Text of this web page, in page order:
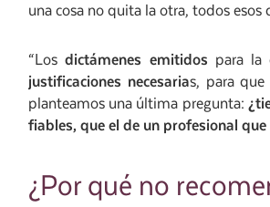
una cosa no quita la otra, todos esos
“Losdictámenes emitidos para la
justificaciones necesarias, para que
planteamos una última pregunta:
fiables, que el de un profesional
¿Por qué no